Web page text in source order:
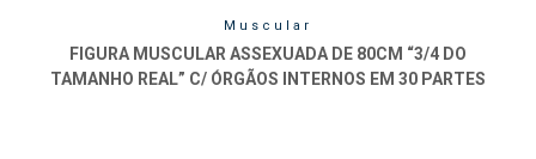
Muscular
FIGURA MUSCULAR ASSEXUADA DE 80CM “3/4 DO
TAMANHO REAL” C/ ÓRGÃOS INTERNOS EM 30 PARTES